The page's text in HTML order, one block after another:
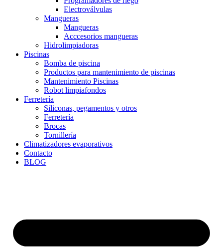
Electroválvulas
Mangueras
Mangueras
Acccesorios mangueras
Hidrolimpiadoras
Piscinas
Bomba de piscina
Productos para mantenimiento de piscinas
Mantenimiento Piscinas
Robot limpiafondos
Ferretería
Siliconas, pegamentos y otros
Ferretería
Brocas
Tornillería
Climatizadores evaporativos
Contacto
BLOG